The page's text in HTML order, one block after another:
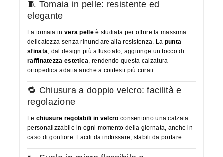
🧵 Tomaia in pelle: resistente ed
elegante
La tomaia in vera pelleè studiata per offrire la massima
delicatezza senza rinunciare alla resistenza. La punta
sfinata , dal design più affusolato, aggiunge un tocco di
raffinatezza estetica , rendendo questa calzatura
ortopedica adatta anche a contesti più curati.
🔁 Chiusura a doppio velcro: facilità e
regolazione
Le chiusure regolabili in velcro consentono una calzata
personalizzabile in ogni momento della giornata, anche in
caso di gonfiore. Facili da indossare, stabili da portare.